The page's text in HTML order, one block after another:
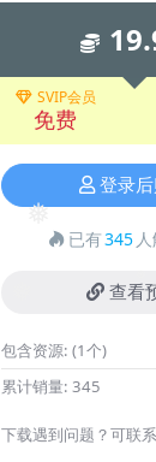
SVIP会员
免费
登录
已有345
查看
包含资源: (1个)
累计销量: 345
下载遇到问题？可联